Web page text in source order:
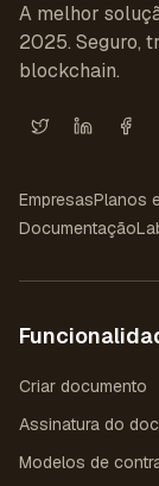
A melhor
2025. Seguro,
blockchain.
X (Twitter)
LinkedIn
EmpresasPlanos
Documentação
Criar documento
Assinatura do
Modelos de